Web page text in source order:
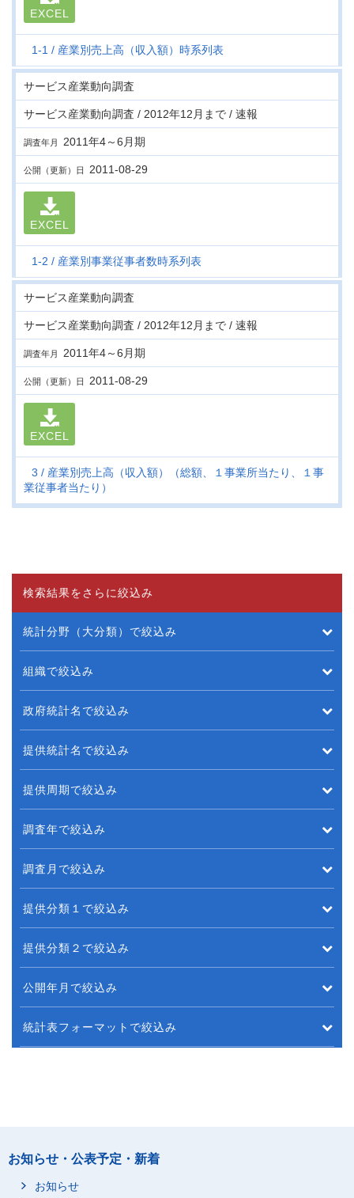
EXCEL
1-1 産業別売上高（収入額）時系列表
サービス産業動向調査
サービス産業動向調査 / 2012年12月まで / 速報
調査年月 2011年4～6月期
公開（更新）日 2011-08-29
EXCEL
1-2 産業別事業従事者数時系列表
サービス産業動向調査
サービス産業動向調査 / 2012年12月まで / 速報
調査年月 2011年4～6月期
公開（更新）日 2011-08-29
EXCEL
3
産業別売上高（収入額）（総額、１事業所当たり、１事
業従事者当たり）
検索結果をさらに絞込み
統計分野（大分類）で絞込み
組織で絞込み
政府統計名で絞込み
提供統計名で絞込み
提供周期で絞込み
調査年で絞込み
調査月で絞込み
提供分類１で絞込み
提供分類２で絞込み
公開年月で絞込み
統計表フォーマットで絞込み
お知らせ・公表予定・新着
お知らせ